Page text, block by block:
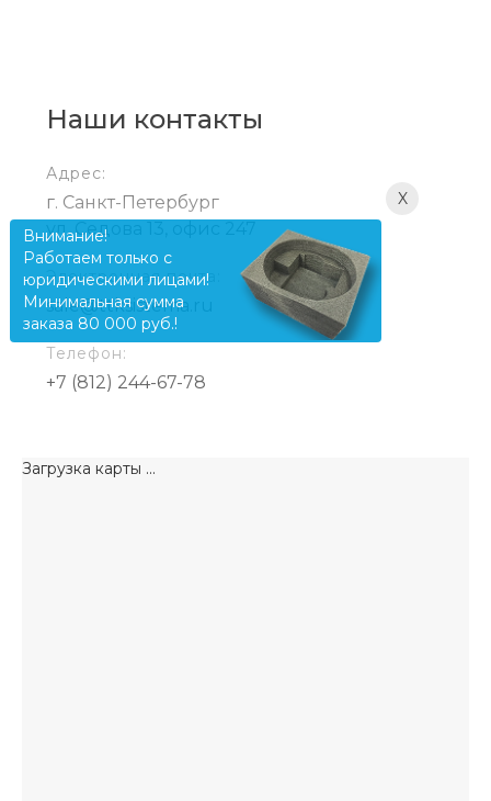
Наши контакты
Адрес:
г. Санкт-Петербург
ул. Седова 13, офис 247
Электронная почта:
sale@ttksistema.ru
Телефон:
+7 (812) 244-67-78
Загрузка карты ...
X
Внимание!
Работаем только с
юридическими лицами!
Минимальная сумма
заказа 80 000 руб.!